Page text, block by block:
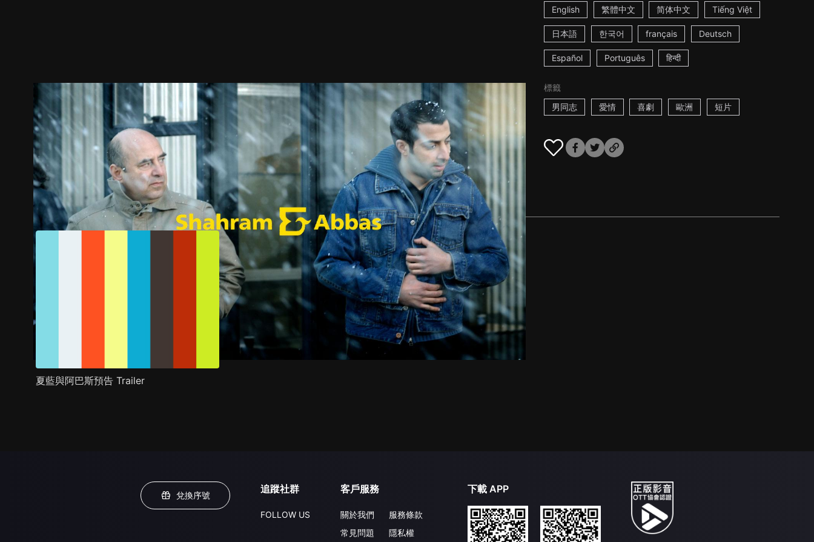
English 繁體中文 简体中文 Tiếng Việt
日本語 한국어 français Deutsch
Español Português हिन्दी
標籤
男同志
愛情 喜劇 歐洲 短片
預告 劇照 推薦影片 劇情介紹
夏藍與阿巴斯預告 Trailer
兌換序號
追蹤社群
FOLLOW US
客戶服務
關於我們
常見問題
服務條款
隱私權
下載 APP